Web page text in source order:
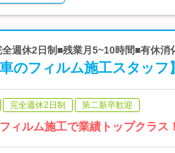
週休2日制■残業月5~10時間■有休消
フィルム施工スタッフ】
完全週休2日制 第二新卒歓迎
ィルム施工で業績トップクラ